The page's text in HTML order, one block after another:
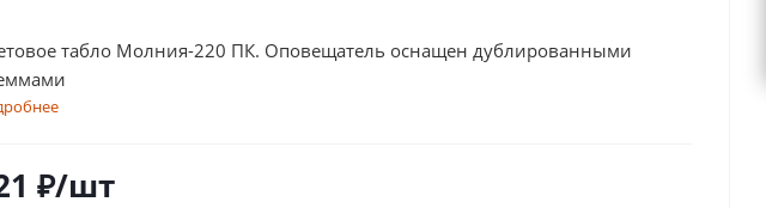
табло Молния-220 ПК. Оповещатель оснащен дублированными
₽/шт